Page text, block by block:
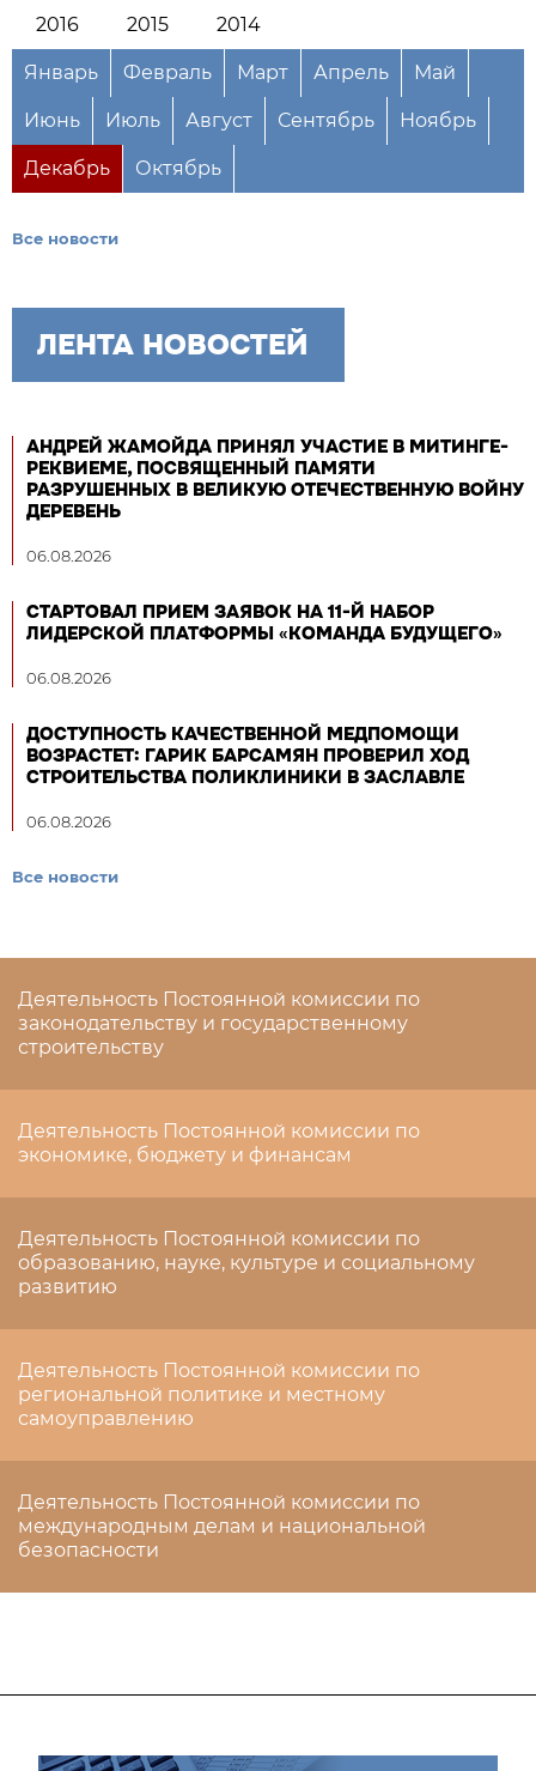
2016 2015 2014
Январь Февраль Март Апрель Май
Июнь Июль Август Сентябрь Ноябрь
Декабрь Октябрь
Все новости
ЛЕНТА НОВОСТЕЙ
АНДРЕЙ ЖАМОЙДА ПРИНЯЛ УЧАСТИЕ В МИТИНГЕ-
РЕКВИЕМЕ, ПОСВЯЩЕННЫЙ ПАМЯТИ
РАЗРУШЕННЫХ В ВЕЛИКУЮ ОТЕЧЕСТВЕННУЮ ВОЙНУ
ДЕРЕВЕНЬ
06.08.2026
СТАРТОВАЛ ПРИЕМ ЗАЯВОК НА 11-Й НАБОР
ЛИДЕРСКОЙ ПЛАТФОРМЫ «КОМАНДА БУДУЩЕГО»
06.08.2026
ДОСТУПНОСТЬ КАЧЕСТВЕННОЙ МЕДПОМОЩИ
ВОЗРАСТЕТ: ГАРИК БАРСАМЯН ПРОВЕРИЛ ХОД
СТРОИТЕЛЬСТВА ПОЛИКЛИНИКИ В ЗАСЛАВЛЕ
06.08.2026
Все новости
Деятельность Постоянной комиссии по
законодательству и государственному
строительству
Деятельность Постоянной комиссии по
экономике, бюджету и финансам
Деятельность Постоянной комиссии по
образованию, науке, культуре и социальному
развитию
Деятельность Постоянной комиссии по
региональной политике и местному
самоуправлению
Деятельность Постоянной комиссии по
международным делам и национальной
безопасности